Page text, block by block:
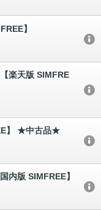
】
楽天版 SIMFRE
】 ★中古品★
内版 SIMFREE】